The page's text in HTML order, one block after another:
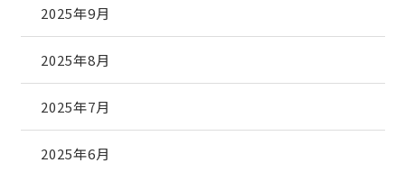
2025年9月
2025年8月
2025年7月
2025年6月